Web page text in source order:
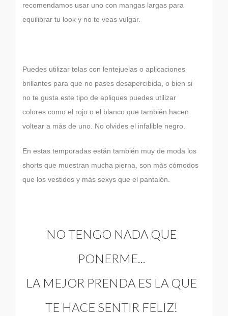
recomendamos usar uno con mangas largas para
equilibrar tu look y no te veas vulgar.
Puedes utilizar telas con lentejuelas o aplicaciones
brillantes para que no pases desapercibida, o bien si
no te gusta este tipo de apliques puedes utilizar
colores como el rojo o el blanco que también hacen
voltear a màs de uno. No olvides el infalible negro.
En estas temporadas están también muy de moda los
shorts que muestran mucha pierna, son màs cómodos
que los vestidos y màs sexys que el pantalón.
NO TENGO NADA QUE
PONERME...
LA MEJOR PRENDA ES LA QUE
TE HACE SENTIR FELIZ!